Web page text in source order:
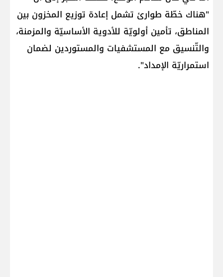
"هناك خطّة طوارئ تشمل إعادة توزيع المخزون بين
المناطق، تأمين أولويّة للأدوية الأساسيّة والمزمنة،
والتّنسيق مع المستشفيات والمستوردين لضمان
استمراريّة الإمداد".